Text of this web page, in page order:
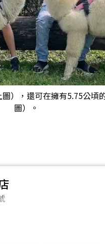
），還可在擁有5.75公頃
圖）。